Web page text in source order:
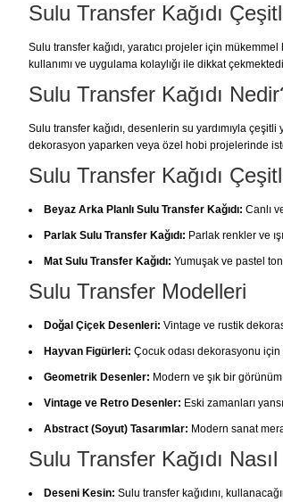
Sulu Transfer Kağıdı
Sulu transfer kağıdı, yaratıcı projeler için
kullanımı ve uygulama kolaylığı ile dikkat
Sulu Transfer Kağıdı
Sulu transfer kağıdı, desenlerin su yardımıyla
dekorasyon yaparken veya özel hobi projelerinde
Sulu Transfer Kağıdı
Beyaz Arka Planlı Sulu Transfer Kağıdı: Canlı
Parlak Sulu Transfer Kağıdı: Parlak renkler ve
Mat Sulu Transfer Kağıdı: Yumuşak ve pastel
Sulu Transfer Modelleri
Doğal Çiçek Desenleri: Vintage ve rustik
Hayvan Figürleri: Çocuk odası dekorasyonu
Geometrik Desenler: Modern ve şık bir
Vintage ve Retro Desenler: Eski zamanları
Abstract (Soyut) Tasarımlar: Modern sanat
Sulu Transfer Kağıdı Nasıl
Deseni Kesin: Sulu transfer kağıdını,